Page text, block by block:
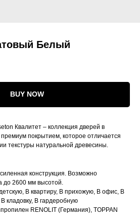
Белый
BUY NOW
Квалитет – коллекция дверей в
покрытием, которое отличается
текстуры натуральной древесины.
конструкция. Возможно
до 2600 мм высотой.
В квартиру, В прихожую, В офис, В
кладовку, В гардеробную
RENOLIT (Германия), TOPPAN